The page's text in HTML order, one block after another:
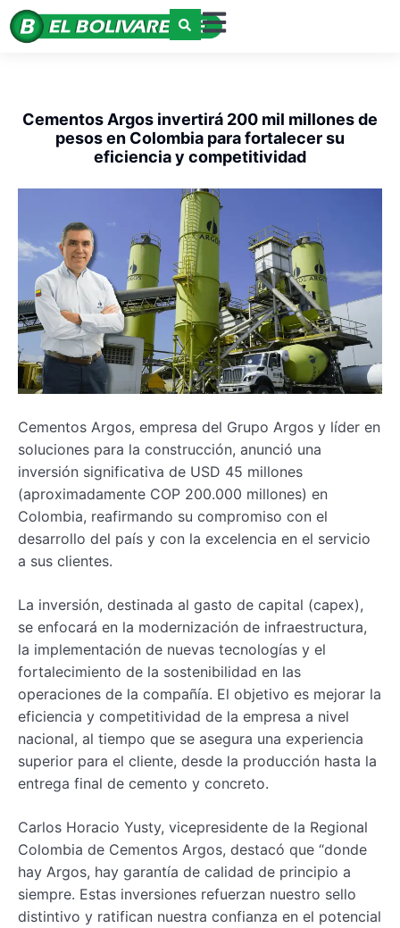
Cementos Argos invertirá 200 mil millones de
pesos en Colombia para fortalecer su
eficiencia y competitividad
Cementos Argos, empresa del Grupo Argos y líder en
soluciones para la construcción, anunció una
inversión significativa de USD 45 millones
(aproximadamente COP 200.000 millones) en
Colombia, reafirmando su compromiso con el
desarrollo del país y con la excelencia en el servicio
a sus clientes.
La inversión, destinada al gasto de capital (capex),
se enfocará en la modernización de infraestructura,
la implementación de nuevas tecnologías y el
fortalecimiento de la sostenibilidad en las
operaciones de la compañía. El objetivo es mejorar la
eficiencia y competitividad de la empresa a nivel
nacional, al tiempo que se asegura una experiencia
superior para el cliente, desde la producción hasta la
entrega final de cemento y concreto.
Carlos Horacio Yusty, vicepresidente de la Regional
Colombia de Cementos Argos, destacó que “donde
hay Argos, hay garantía de calidad de principio a
siempre. Estas inversiones refuerzan nuestro sello
distintivo y ratifican nuestra confianza en el potencial